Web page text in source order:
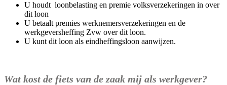
U houdt loonbelasting en premie volksverzekeringen in over
dit loon
U betaalt premies werknemersverzekeringen en de
werkgeversheffing Zvw over dit loon.
U kunt dit loon als eindheffingsloon aanwijzen.
Wat kost de fiets van de zaak mij als werkgever?